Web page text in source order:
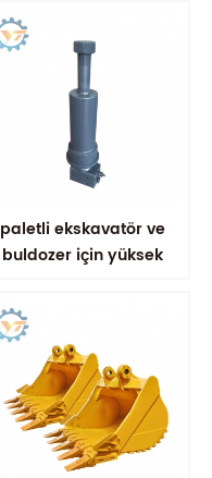
paletli ekskavatör ve
buldozer için yüksek